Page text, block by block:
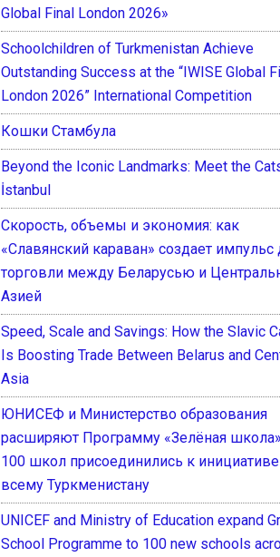
Global Final London 2026»
Schoolchildren of Turkmenistan Achieve
Outstanding Success at the “IWISE Global
London 2026” International Competition
Кошки Стамбула
Beyond the Iconic Landmarks: Meet the
İstanbul
Скорость, объемы и экономия: как
«Славянский караван» создает импульс
торговли между Беларусью и
Азией
Speed, Scale and Savings: How the Slavic
Is Boosting Trade Between Belarus and
Asia
ЮНИСЕФ и Министерство образования
расширяют Программу «Зелёная
100 школ присоединились к
всему Туркменистану
UNICEF and Ministry of Education expand
School Programme to 100 new schools